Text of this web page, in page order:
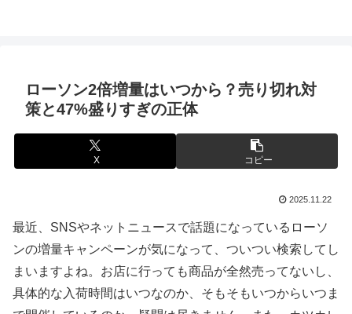
ローソン2倍増量はいつから？売り切れ対
策と47%盛りすぎの正体
X コピー
2025.11.22
最近、SNSやネットニュースで話題になっているローソ
ンの増量キャンペーンが気になって、ついつい検索してし
まいますよね。お店に行っても商品が全然売ってないし、
具体的な入荷時間はいつなのか、そもそもいつからいつま